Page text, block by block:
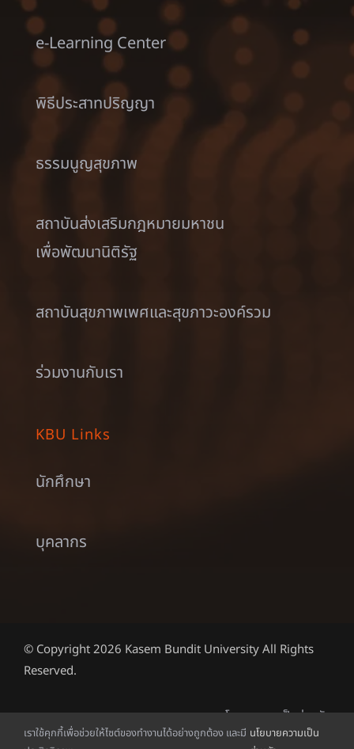
e-Learning Center
พิธีประสาทปริญญา
ธรรมนูญสุขภาพ
สถาบันส่งเสริมกฎหมายมหาชน
เพื่อพัฒนานิติรัฐ
สถาบันสุขภาพเพศและสุขภาวะองค์รวม
ร่วมงานกับเรา
KBU Links
นักศึกษา
บุคลากร
© Copyright 2026 Kasem Bundit University All Rights
Reserved.
นโยบายความเป็นส่วนตัว
เราใช้คุกกี้เพื่อช่วยให้ไซต์ของทำงานได้อย่างถูกต้อง และมี นโยบายความเป็น